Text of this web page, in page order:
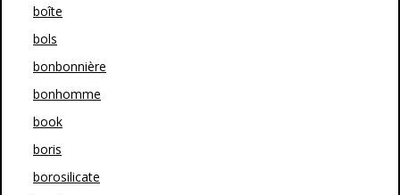
boîte
bols
bonbonnière
bonhomme
book
boris
borosilicate